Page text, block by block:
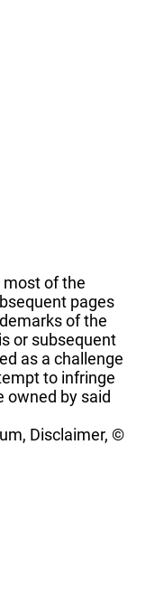
most of the
pages
of the
or subsequent
as a challenge
to infringe
owned by said
Disclaimer, ©